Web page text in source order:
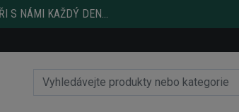
S NÁMI KAŽDÝ DEN...